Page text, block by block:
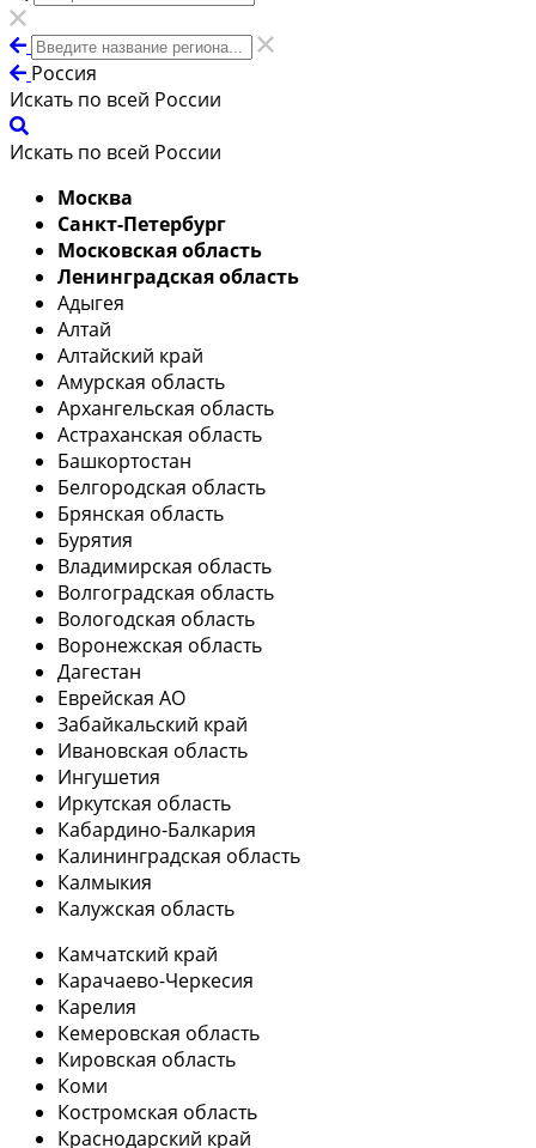
Россия
Искать по всей России
Искать по всей России
Москва
Санкт-Петербург
Московская область
Ленинградская область
Адыгея
Алтай
Алтайский край
Амурская область
Архангельская область
Астраханская область
Башкортостан
Белгородская область
Брянская область
Бурятия
Владимирская область
Волгоградская область
Вологодская область
Воронежская область
Дагестан
Еврейская АО
Забайкальский край
Ивановская область
Ингушетия
Иркутская область
Кабардино-Балкария
Калининградская область
Калмыкия
Калужская область
Камчатский край
Карачаево-Черкесия
Карелия
Кемеровская область
Кировская область
Коми
Костромская область
Краснодарский край